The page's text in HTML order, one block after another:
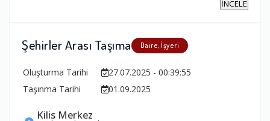
İNCELE
Şehirler Arası Taşıma Daire, İşyeri
Oluşturma Tarihi
27.07.2025 - 00:39:55
Taşınma Tarihi
01.09.2025
Kilis Merkez